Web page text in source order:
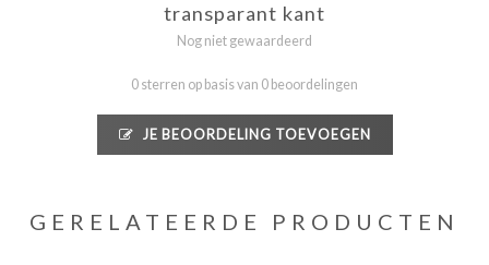
transparant kant
Nog niet gewaardeerd
0 sterren op basis van 0 beoordelingen
JE BEOORDELING TOEVOEGEN
GERELATEERDE PRODUCTEN